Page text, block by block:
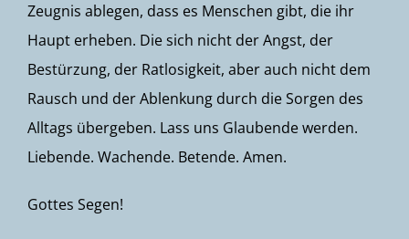
Zeugnis ablegen, dass es Menschen gibt, die ihr
Haupt erheben. Die sich nicht der Angst, der
Bestürzung, der Ratlosigkeit, aber auch nicht dem
Rausch und der Ablenkung durch die Sorgen des
Alltags übergeben. Lass uns Glaubende werden.
Liebende. Wachende. Betende. Amen.
Gottes Segen!